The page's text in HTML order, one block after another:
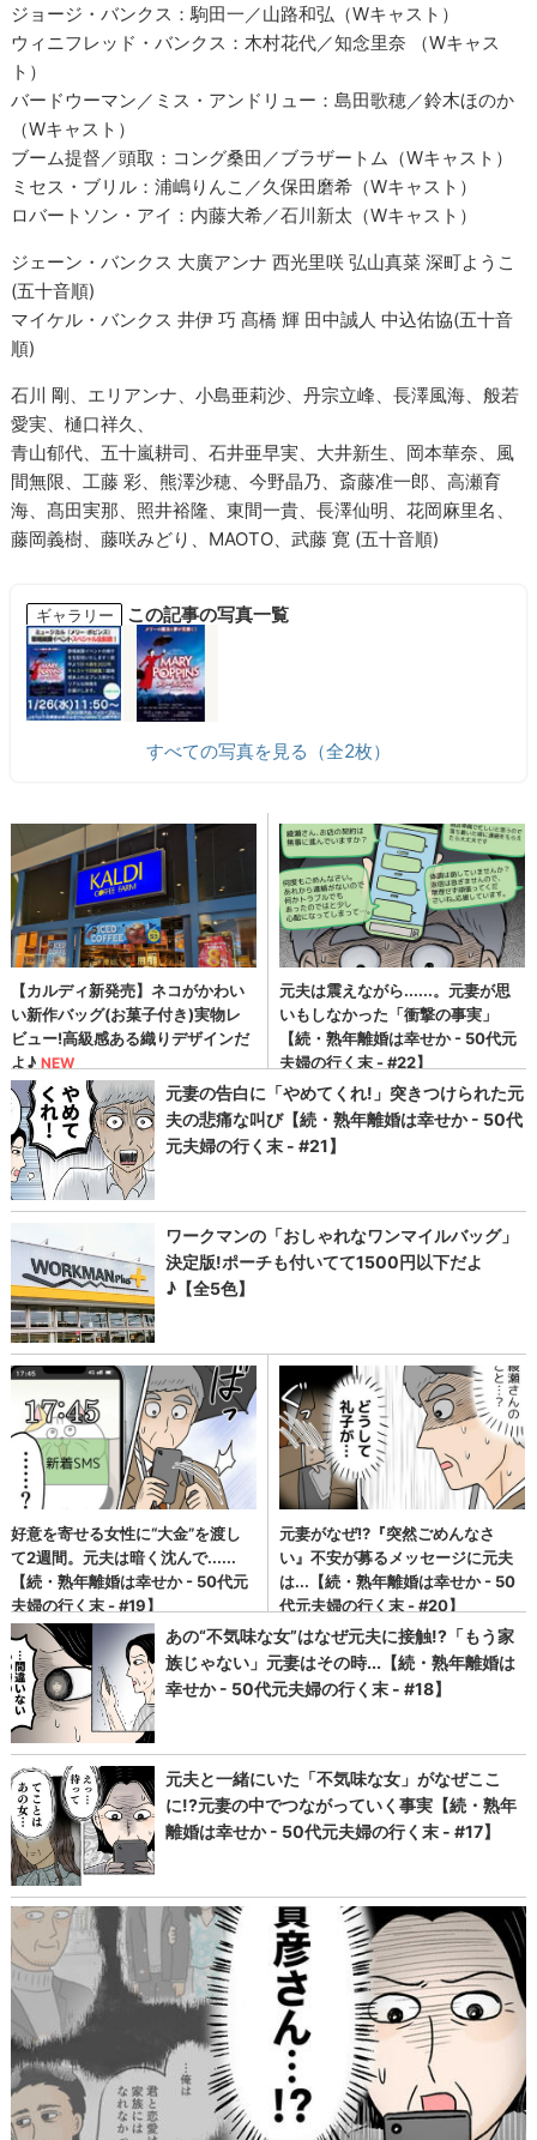
ジョージ・バンクス：駒田一／山路和弘（Wキャスト）
ウィニフレッド・バンクス：木村花代／知念里奈 （Wキャス
ト）
バードウーマン／ミス・アンドリュー：島田歌穂／鈴木ほのか
（Wキャスト）
ブーム提督／頭取：コング桑田／ブラザートム（Wキャスト）
ミセス・ブリル：浦嶋りんこ／久保田磨希（Wキャスト）
ロバートソン・アイ：内藤大希／石川新太（Wキャスト）
ジェーン・バンクス 大廣アンナ 西光里咲 弘山真菜 深町ようこ
(五十音順)
マイケル・バンクス 井伊 巧 髙橋 輝 田中誠人 中込佑協(五十音
順)
石川 剛、エリアンナ、小島亜莉沙、丹宗立峰、長澤風海、般若
愛実、樋口祥久、
青山郁代、五十嵐耕司、石井亜早実、大井新生、岡本華奈、風
間無限、工藤 彩、熊澤沙穂、今野晶乃、斎藤准一郎、高瀬育
海、髙田実那、照井裕隆、東間一貴、長澤仙明、花岡麻里名、
藤岡義樹、藤咲みどり、MAOTO、武藤 寛 (五十音順)
ギャラリー この記事の写真一覧
すべての写真を見る（全2枚）